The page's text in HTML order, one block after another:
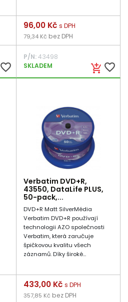
favorite_border add_shopping_cart favorite_border
Cena
96,00 Kč s DPH
79,34 Kč bez DPH
P/N:43498
SKLADEM
Verbatim DVD+R,
43550, DataLife PLUS,
50-pack,...
DVD+R Matt SilverMédia
Verbatim DVD+R používají
technologii AZO společnosti
Verbatim, která zaručuje
špičkovou kvalitu všech
záznamů. Díky široké...
Cena
433,00 Kč s DPH
357,85 Kč bez DPH